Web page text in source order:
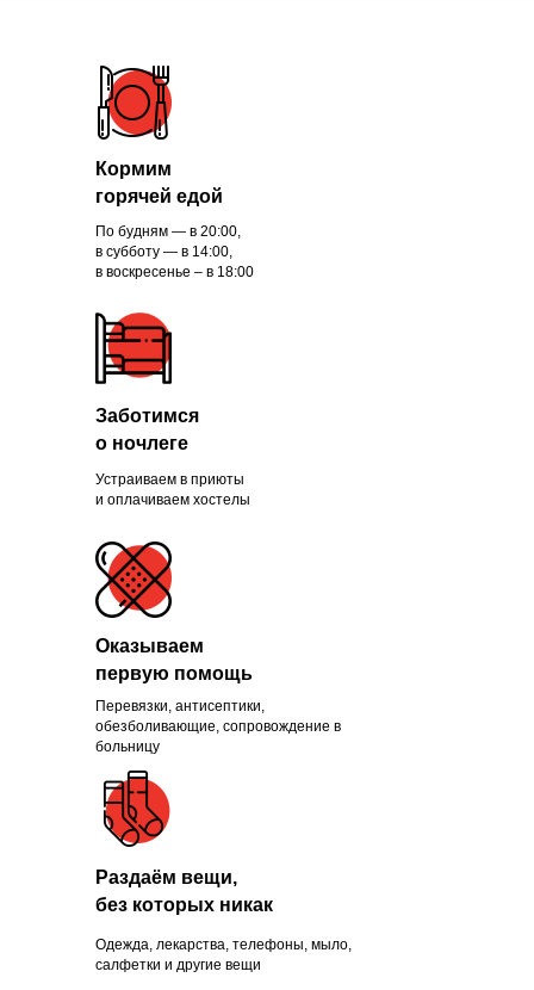
По будням — в 20:00,
в субботу — в 14:00,
в воскресенье – в 18:00
Устраиваем в приюты
и оплачиваем хостелы
Перевязки, антисептики,
обезболивающие, сопровождение в
больницу
Кормим
горячей едой
Заботимся
о ночлеге
Оказываем
первую помощь
Одежда, лекарства, телефоны, мыло,
салфетки и другие вещи
Раздаём вещи,
без которых никак
Помогли больше, чем
1300 нуждающихся и
продолжаем это делать
каждый день
ПРИСОЕДИНИТЬСЯ